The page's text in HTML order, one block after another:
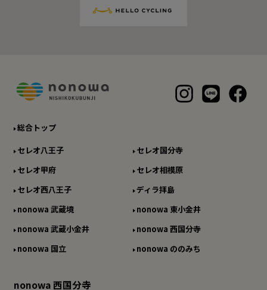
総合トップ
セレオ八王子
セレオ国分寺
セレオ甲府
セレオ相模原
セレオ西八王子
ディラ拝島
nonowa 武蔵境
nonowa 東小金井
nonowa 武蔵小金井
nonowa 西国分寺
nonowa 国立
nonowa ののみち
nonowa 西国分寺